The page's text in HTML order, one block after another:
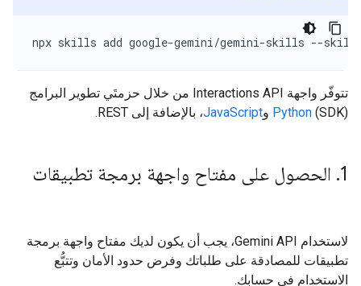
npx skills add google-gemini/gemini-skills --skill
تتوفّر واجهة Interactions API من خلال حزمتَي تطوير البرامج
(SDK)
Python وJavaScript، بالإضافة إلى REST.
1
. الحصول على مفتاح واجهة برمجة تطبيقات
لاستخدام Gemini API، يجب أن يكون لديك مفتاح واجهة برمجة
تطبيقات للمصادقة على طلباتك وفرض حدود الأمان وتتبُّع
الاستخدام في حسابك.